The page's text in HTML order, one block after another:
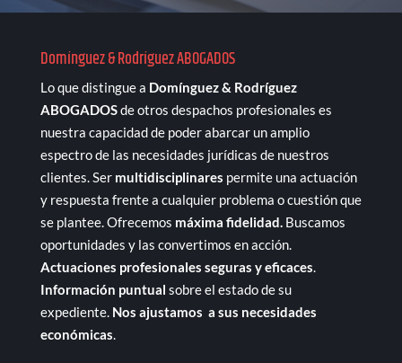
Domínguez & Rodríguez ABOGADOS
Lo que distingue a Domínguez & Rodríguez
ABOGADOSde otros despachos profesionales es
nuestra capacidad de poder abarcar un amplio
espectro de las necesidades jurídicas de nuestros
clientes. Ser multidisciplinares permite una actuación
y respuesta frente a cualquier problema o cuestión que
se plantee. Ofrecemos máxima fidelidad.Buscamos
oportunidades y las convertimos en acción.
Actuaciones profesionales seguras y eficaces.
Información puntual sobre el estado de su
expediente. Nos ajustamos a sus necesidades
económicas.